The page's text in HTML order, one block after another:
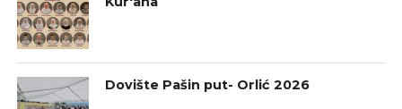
Dovište Pašin put- Orlić 2026